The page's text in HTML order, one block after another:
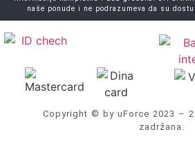
naše ponude i ne podrazumeva da su
Copyright © by uForce 2023 –
zadržana.